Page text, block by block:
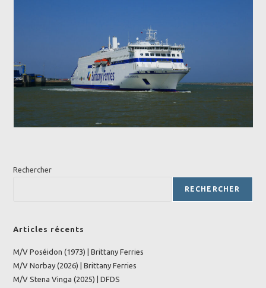
Rechercher
RECHERCHER
Articles récents
M/V Poséidon (1973) | Brittany Ferries
M/V Norbay (2026) | Brittany Ferries
M/V Stena Vinga (2025) | DFDS